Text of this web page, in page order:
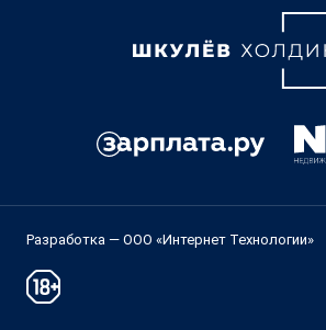
Разработка — ООО «Интернет Технологии»